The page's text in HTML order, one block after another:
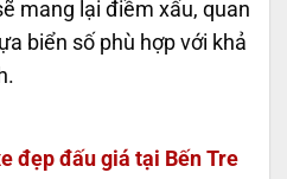
mang lại điềm xấu, quan
biển số phù hợp với khả
đẹp đấu giá tại Bến Tre